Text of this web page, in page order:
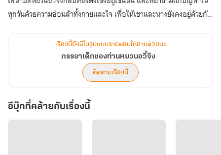
ทุกวันด้วยความอ่อนล้าทั้งกายและใจ เพื่อให้เขาและนางยังคงอยู่ด้วยกัน
เรื่องนี้ยังมีในรูปแบบรายตอนให้อ่านด้วยนะ
ภรรยาเด็กของท่านหยวนอวี้จิง
ติดตามเรื่องนี้
อีบุ๊กที่คล้ายกับเรื่องนี้